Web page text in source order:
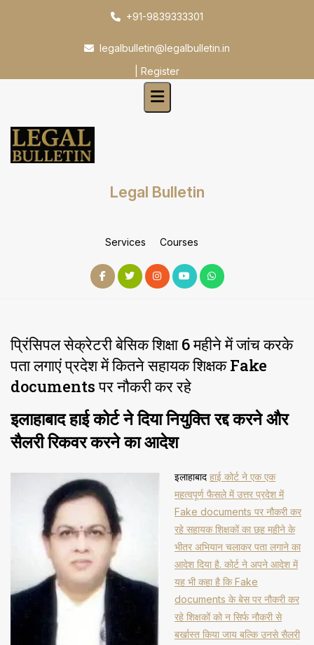
+91-9839333301
legalbulletin@legalbulletin.in
Register
Legal Bulletin
Services Courses
प्रिंसिपल सेक्रेटरी बेसिक शिक्षा 6 महीने में जांच करके
पता लगाएं प्रदेश में कितने सहायक शिक्षक Fake
documents पर नौकरी कर रहे
इलाहाबाद हाई कोर्ट ने दिया नियुक्ति रद्द करने और
सैलरी रिकवर करने का आदेश
इलाहा​बाद हाई कोर्ट ने एक एक
महत्वपूर्ण फैसले में उत्तर प्रदेश में
Fake documents पर नौकरी कर
रहे सहायक शिक्षकों का छह महीने के
भीतर अभियान चलाकर पता लगाने का
आदेश दिया है. कोर्ट ने अपने आदेश में
यह भी कहा है कि Fake
documents के बेस पर नौकरी कर
रहे शिक्षकों को न सिर्फ नौकरी से
बर्खास्त किया जाय बल्कि उनसे सैलरी